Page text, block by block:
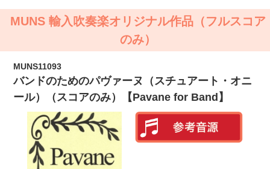
MUNS 輸入吹奏楽オリジナル作品（フルスコア
のみ）
MUNS11093
バンドのためのパヴァーヌ（スチュアート・オニ
ール）（スコアのみ）【Pavane for Band】